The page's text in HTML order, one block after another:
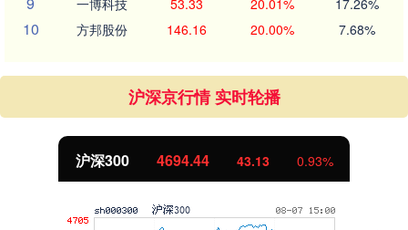
10 方邦股份 146.16 20.00% 7.68%
沪深京行情 实时轮播
北证50 1134.24 11.37 1.01%